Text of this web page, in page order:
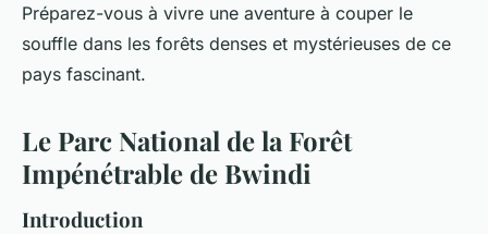
Préparez-vous à vivre une aventure à couper le
souffle dans les forêts denses et mystérieuses de ce
pays fascinant.
Le Parc National de la Forêt
Impénétrable de Bwindi
Introduction